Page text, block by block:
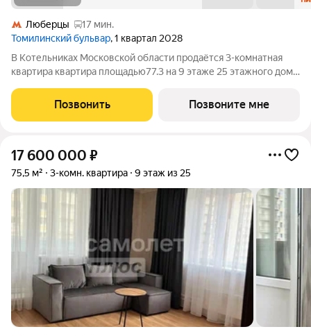
Люберцы
17 мин.
Томилинский бульвар, 1 квартал 2028
В Котельниках Московской области продаётся 3-комнатная
квартира квартира площадью77.3 на 9 этаже 25 этажного дома
Удобное расположение 20 минут пешком до станции метро
«Котельники» и 10
Позвонить Позвоните мне
17 600 000 ₽
75,5 м² 3-комн. квартира 9 этаж из 25